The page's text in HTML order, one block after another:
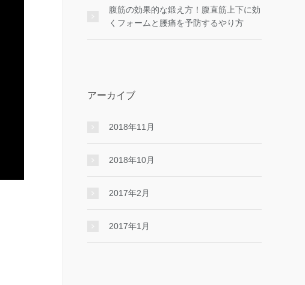
腹筋の効果的な鍛え方！腹直筋上下に効
くフォームと腰痛を予防するやり方
アーカイブ
2018年11月
2018年10月
2017年2月
2017年1月